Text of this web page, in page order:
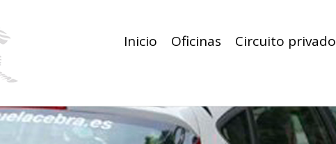
Inicio Oficinas Circuito privado